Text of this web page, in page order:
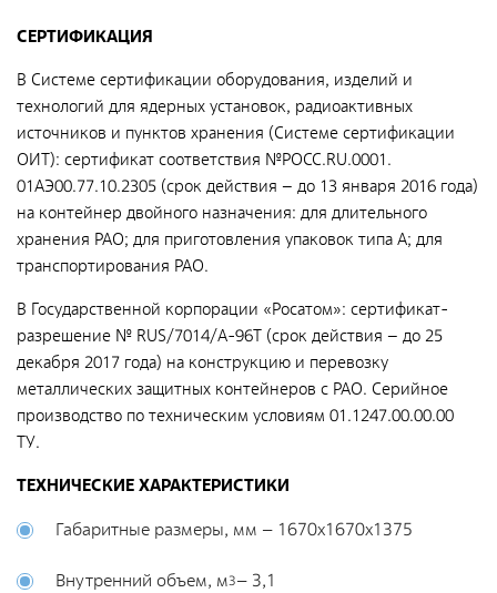
СЕРТИФИКАЦИЯ
В Системе cертификации оборудования, изделий и
технологий для ядерных установок, радиоактивных
источников и пунктов хранения (Системе cертификации
ОИТ): сертификат соответствия №POCC.RU.0001.
01АЭ00.77.10.2305 (срок действия – до 13 января 2016 года)
на контейнер двойного назначения: для длительного
хранения РАО; для приготовления упаковок типа А; для
транспортирования РАО.
В Государственной корпорации «Росатом»: сертификат-
разрешение № RUS/7014/А-96Т (срок действия – до 25
декабря 2017 года) на конструкцию и перевозку
металлических защитных контейнеров с РАО. Серийное
производство по техническим условиям 01.1247.00.00.00
ТУ.
ТЕХНИЧЕСКИЕ ХАРАКТЕРИСТИКИ
Габаритные размеры, мм – 1670х1670х1375
Внутренний объем, м3– 3,1
Окончательные материалы оценки воздействия на
окружающую среду
Онлайн-мониторинг
СМИ о нас
Контакты
Обратная связь
Направления деятельности